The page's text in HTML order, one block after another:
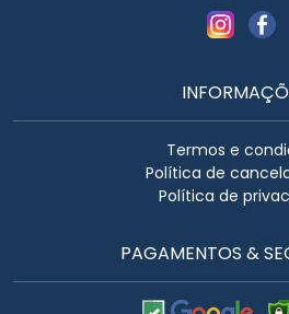
Termos e
Política de
Política de
PAGAMENTOS &